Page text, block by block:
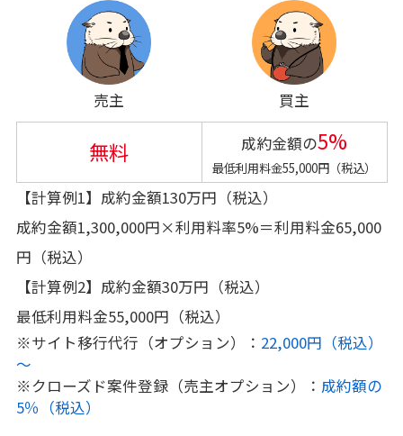
売主 買主
無料 成約金額の5%
最低利用料金55,000円（税込）
【計算例1】成約金額130万円（税込）
成約金額1,300,000円×利用料率5%＝利用料金65,000
円（税込）
【計算例2】成約金額30万円（税込）
最低利用料金55,000円（税込）
※サイト移行代行（オプション）： 22,000円（税込）
～
※クローズド案件登録（売主オプション）： 成約額の
5％（税込）